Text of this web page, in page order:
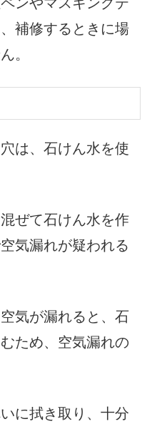
補修するときに場
。
は、石けん水を使
ぜて石けん水を作
気漏れが疑われる
気が漏れると、石
ため、空気漏れの
に拭き取り、十分